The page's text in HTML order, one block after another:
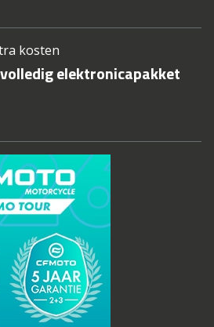
kosten
elektronicapakket